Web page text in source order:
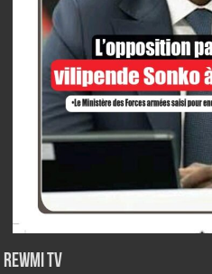
Rewmi TV